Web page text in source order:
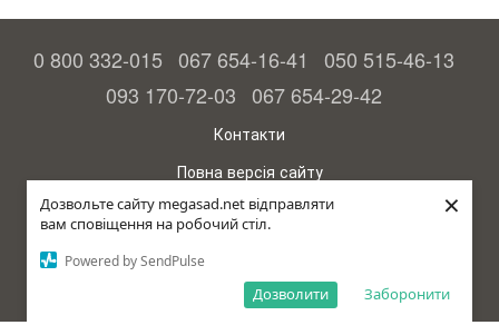
Дозвольте сайту megasad.net відправляти
вам сповіщення на робочий стіл.
Powered by SendPulse
Заборонити
Дозволити
×
0 800 332-015 067 654-16-41
050 515-46-13
093 170-72-03 067 654-29-42
Контакти
Повна версія сайту
© 2015—2026
Megasad – гарантія високого врожаю
рус (країна-терорист)